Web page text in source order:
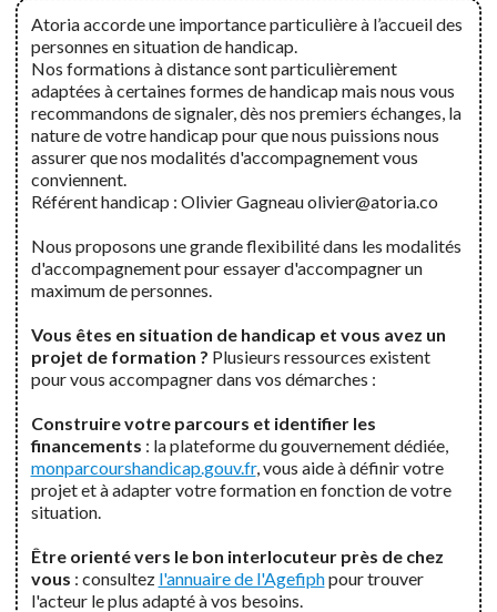
Atoria accorde une importance particulière à l’accueil des
personnes en situation de handicap.
Nos formations à distance sont particulièrement
adaptées à certaines formes de handicap mais nous vous
recommandons de signaler, dès nos premiers échanges, la
nature de votre handicap pour que nous puissions nous
assurer que nos modalités d'accompagnement vous
conviennent.
Référent handicap : Olivier Gagneau olivier@atoria.co
Nous proposons une grande flexibilité dans les modalités
d'accompagnement pour essayer d'accompagner un
maximum de personnes.
Vous êtes en situation de handicap et vous avez un
projet de formation ? Plusieurs ressources existent
pour vous accompagner dans vos démarches :
Construire votre parcours et identifier les
financements : la plateforme du gouvernement dédiée,
monparcourshandicap.gouv.fr, vous aide à définir votre
projet et à adapter votre formation en fonction de votre
situation.
Être orienté vers le bon interlocuteur près de chez
vous : consultez l'annuaire de l'Agefiphpour trouver
l'acteur le plus adapté à vos besoins.